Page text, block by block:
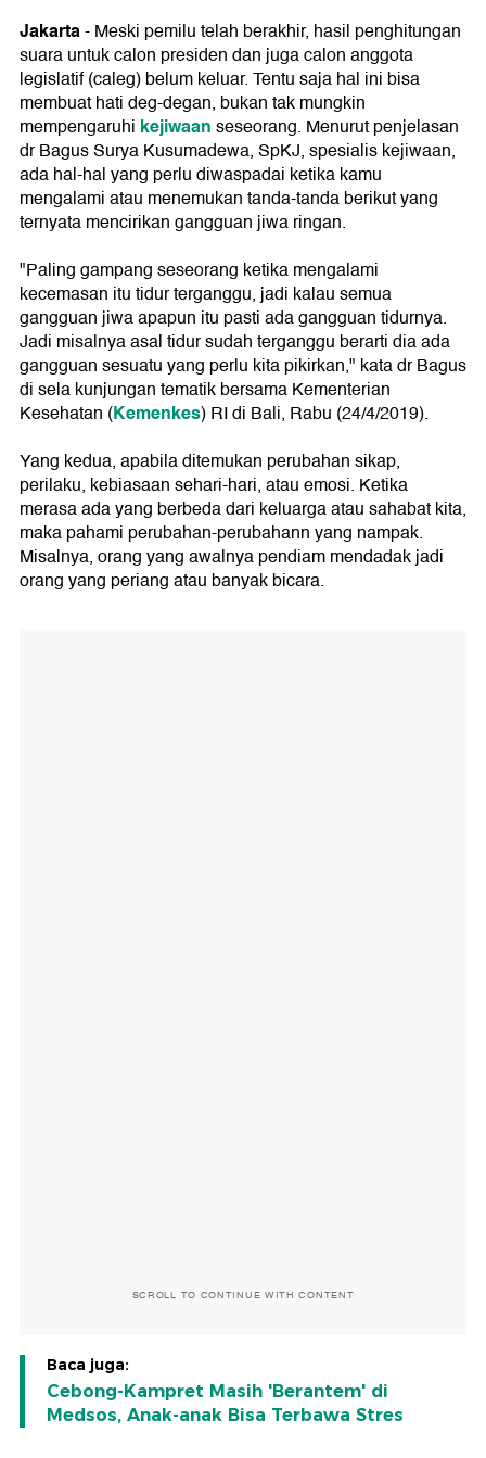
Jakarta- Meski pemilu telah berakhir, hasil penghitungan
suara untuk calon presiden dan juga calon anggota
legislatif (caleg) belum keluar. Tentu saja hal ini bisa
membuat hati deg-degan, bukan tak mungkin
mempengaruhi kejiwaanseseorang. Menurut penjelasan
dr Bagus Surya Kusumadewa, SpKJ, spesialis kejiwaan,
ada hal-hal yang perlu diwaspadai ketika kamu
mengalami atau menemukan tanda-tanda berikut yang
ternyata mencirikan gangguan jiwa ringan.
"Paling gampang seseorang ketika mengalami
kecemasan itu tidur terganggu, jadi kalau semua
gangguan jiwa apapun itu pasti ada gangguan tidurnya.
Jadi misalnya asal tidur sudah terganggu berarti dia ada
gangguan sesuatu yang perlu kita pikirkan," kata dr Bagus
di sela kunjungan tematik bersama Kementerian
Kesehatan (Kemenkes) RI di Bali, Rabu (24/4/2019).
Yang kedua, apabila ditemukan perubahan sikap,
perilaku, kebiasaan sehari-hari, atau emosi. Ketika
merasa ada yang berbeda dari keluarga atau sahabat kita,
maka pahami perubahan-perubahann yang nampak.
Misalnya, orang yang awalnya pendiam mendadak jadi
orang yang periang atau banyak bicara.
SCROLL TO CONTINUE WITH CONTENT
Baca juga:
Cebong-Kampret Masih 'Berantem' di
Medsos, Anak-anak Bisa Terbawa Stres